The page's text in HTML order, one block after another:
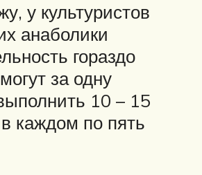
у культуристов
анаболики
гораздо
за одну
10 – 15
каждом по пять